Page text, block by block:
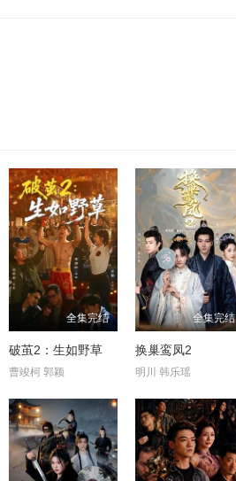
全集完结
破茧2：生如野草
曹竣柯 郭颖
全集完结
换巢鸾凤2
明川 韩乐瑶